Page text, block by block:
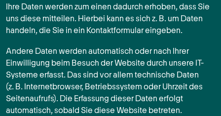
Ihre Daten werden zum einen dadurch erhoben, dass Sie
uns diese mitteilen. Hierbei kann es sich z. B. um Daten
handeln, die Sie in ein Kontaktformular eingeben.
Andere Daten werden automatisch oder nach Ihrer
Einwilligung beim Besuch der Website durch unsere IT-
Systeme erfasst. Das sind vor allem technische Daten
(z. B. Internetbrowser, Betriebssystem oder Uhrzeit des
Seitenaufrufs). Die Erfassung dieser Daten erfolgt
automatisch, sobald Sie diese Website betreten.